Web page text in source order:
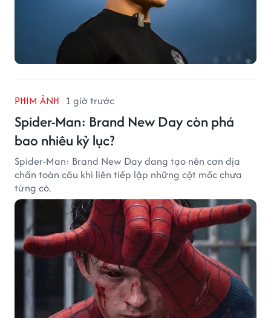
PHIM ẢNH 1 giờ trước
Spider-Man: Brand New Day còn phá
bao nhiêu kỷ lục?
Spider-Man: Brand New Day đang tạo nên cơn địa
chấn toàn cầu khi liên tiếp lập những cột mốc chưa
từng có.